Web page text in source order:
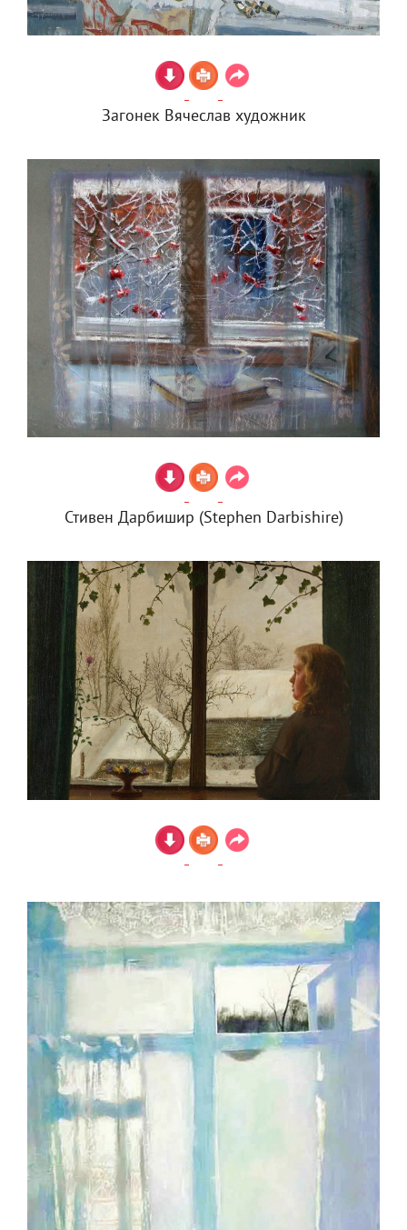
Загонек Вячеслав художник
Стивен Дарбишир (Stephen Darbishire)